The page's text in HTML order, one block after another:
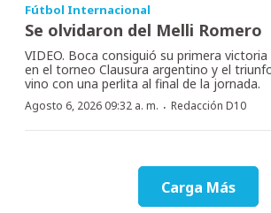
Fútbol Internacional
Se olvidaron del Melli Romero
VIDEO. Boca consiguió su primera victoria
en el torneo Clausura argentino y el
vino con una perlita al final de la jornada.
Agosto 6, 2026 09:32 a. m. · Redacción D10
Carga Más